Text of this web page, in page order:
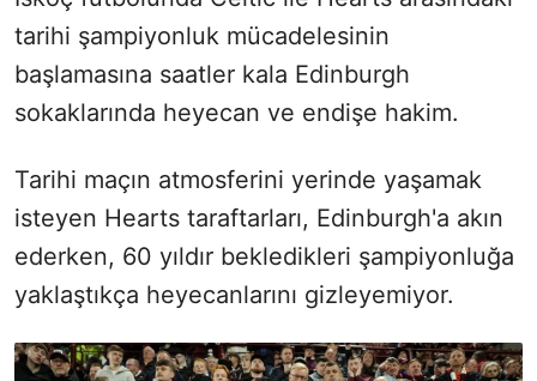
tarihi şampiyonluk mücadelesinin
başlamasına saatler kala Edinburgh
sokaklarında heyecan ve endişe hakim.
Tarihi maçın atmosferini yerinde yaşamak
isteyen Hearts taraftarları, Edinburgh'a akın
ederken, 60 yıldır bekledikleri şampiyonluğa
yaklaştıkça heyecanlarını gizleyemiyor.